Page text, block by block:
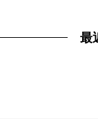
崩壊：スターレイル
最